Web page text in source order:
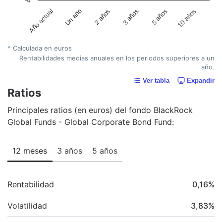
Año actual Un año 2 años 3 años 5 años 10 años
* Calculada en euros
Rentabilidades medias anuales en los periodos superiores a un
año.
Ver tabla Expandir
Ratios
Principales ratios (en euros) del fondo BlackRock
Global Funds - Global Corporate Bond Fund:
12 meses 3 años 5 años
Rentabilidad 0,16%
Volatilidad 3,83%